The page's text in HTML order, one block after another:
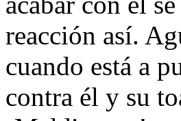
reacción así­.
cuando está a
contra él y su